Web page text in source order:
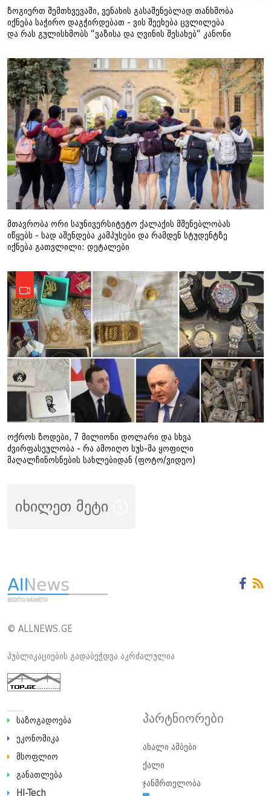
ზოგიერთ შემთხვევაში, ვენახის გასაშენებლად თანხმობა
იქნება საჭირო დაგჭირდებათ - ვის შეეხება ცვლილება
და რას გულისხმობს “ვაზისა და ღვინის შესახებ“ კანონი
მთავრობა ორი საუნივერსიტეტო ქალაქის მშენებლობას
იწყებს - სად აშენდება კამპუსები და რამდენ სტუდენტზე
იქნება გათვლილი: დეტალები
ოქროს ზოდები, 7 მილიონი დოლარი და სხვა
ძვირფასეულობა - რა ამოიღო სუს-მა ყოფილი
მაღალჩინოსნების სახლებიდან (ფოტო/ვიდეო)
იხილეთ მეტი
© ALLNEWS.GE
პუბლიკაციების გადაბეჭდვა აკრძალულია
საზოგადოება
ეკონომიკა
მსოფლიო
განათლება
HI-Tech
პარტნიორები
ახალი ამბები
ქალი
ჯანმრთელობა